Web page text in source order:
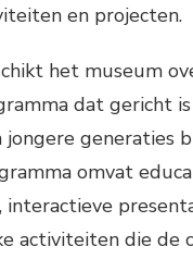
en projecten.
het museum
dat gericht
jongere generaties
omvat
interactieve
activiteiten die de